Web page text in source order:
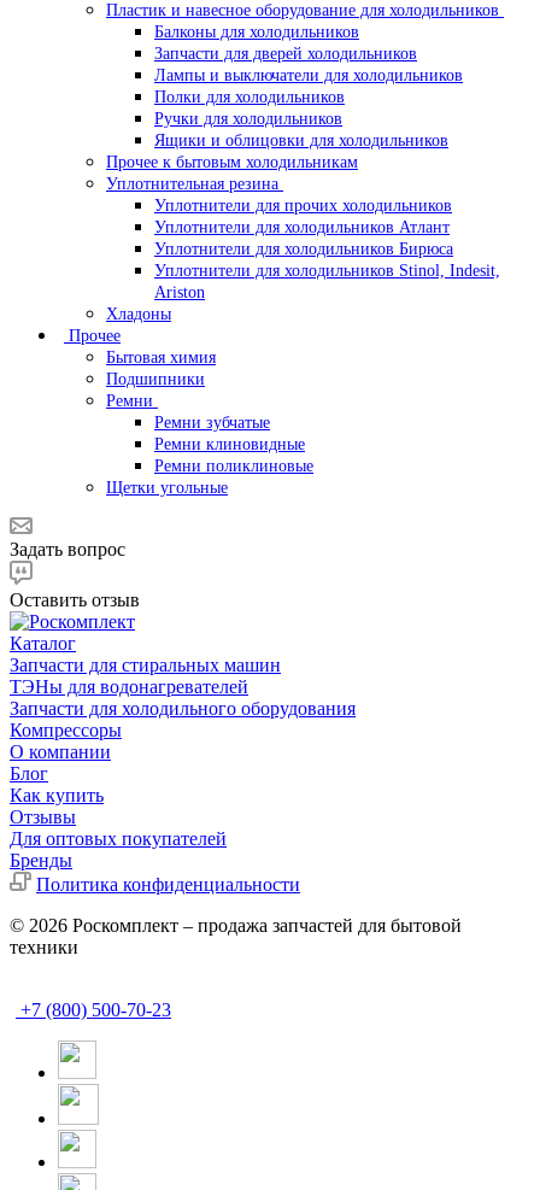
Пластик и навесное оборудование для холодильников
Балконы для холодильников
Запчасти для дверей холодильников
Лампы и выключатели для холодильников
Полки для холодильников
Ручки для холодильников
Ящики и облицовки для холодильников
Прочее к бытовым холодильникам
Уплотнительная резина
Уплотнители для прочих холодильников
Уплотнители для холодильников Атлант
Уплотнители для холодильников Бирюса
Уплотнители для холодильников Stinol, Indesit,
Ariston
Хладоны
Прочее
Бытовая химия
Подшипники
Ремни
Ремни зубчатые
Ремни клиновидные
Ремни поликлиновые
Щетки угольные
Задать вопрос
Оставить отзыв
Каталог
Запчасти для стиральных машин
ТЭНы для водонагревателей
Запчасти для холодильного оборудования
Компрессоры
О компании
Блог
Как купить
Отзывы
Для оптовых покупателей
Бренды
Политика конфиденциальности
© 2026 Роскомплект – продажа запчастей для бытовой
техники
+7 (800) 500-70-23